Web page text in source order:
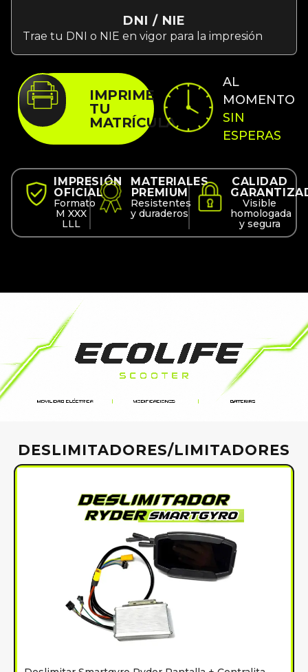
DNI / NIE
Trae tu DNI o NIE en vigor para la impresión
IMPRIME
TU
MATRÍCULA
AL
MOMENTO
SIN
ESPERAS
IMPRESIÓN
OFICIAL
Formato
M XXX
LLL
MATERIALES
PREMIUM
Resistentes
y duraderos
CALIDAD
Visible
homologada
y segura
DESLIMITADORES/LIMITADORES